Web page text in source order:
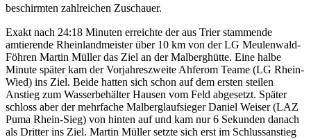
beschirmten zahlreichen Zuschauer.
Exakt nach 24:18 Minuten erreichte der aus Trier stammende
amtierende Rheinlandmeister über 10 km von der LG Meulenwald-
Föhren Martin Müller das Ziel an der Malberghütte. Eine halbe
Minute später kam der Vorjahreszweite Ahferom Teame (LG Rhein-
Wied) ins Ziel. Beide hatten sich schon auf dem ersten steilen
Anstieg zum Wasserbehälter Hausen vom Feld abgesetzt. Später
schloss aber der mehrfache Malberglaufsieger Daniel Weiser (LAZ
Puma Rhein-Sieg) von hinten auf und kam nur 6 Sekunden danach
als Dritter ins Ziel. Martin Müller setzte sich erst im Schlussanstieg